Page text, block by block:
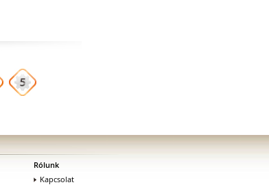
Rólunk
Kapcsolat